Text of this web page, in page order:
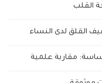
القلب
القلق لدى النساء
مقاربة علمية